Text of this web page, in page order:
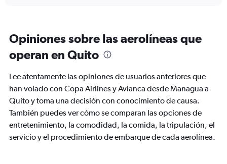
1200.
Opiniones sobre las aerolíneas que
operan en Quito
Lee atentamente las opiniones de usuarios anteriores que
han volado con Copa Airlines y Avianca desde Managua a
Quito y toma una decisión con conocimiento de causa.
También puedes ver cómo se comparan las opciones de
entretenimiento, la comodidad, la comida, la tripulación, el
servicio y el procedimiento de embarque de cada aerolínea.